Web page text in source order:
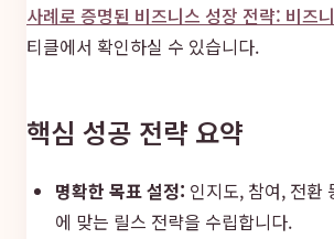
사례로 증명된 비즈니스 성장 전략: 비즈
티클에서 확인하실 수 있습니다.
핵심 성공 전략 요약
명확한 목표 설정: 인지도, 참여, 전환
에 맞는 릴스 전략을 수립합니다.